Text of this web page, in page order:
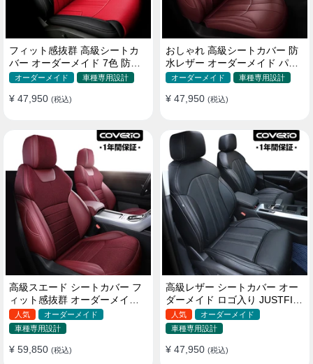
フィット感抜群 高級シートカ
バー オーダーメイド 7色 防水
レザー おしゃれ 全席セット
オーダーメイド 車種専用設計
¥ 47,950 (税込)
おしゃれ 高級シートカバー 防
水レザー オーダーメイド パン
チング加工 9色 全席セット
オーダーメイド 車種専用設計
¥ 47,950 (税込)
高級スエード シートカバー フ
ィット感抜群 オーダーメイド
耐久性 オシャレ 全席セット
人気
オーダーメイド
車種専用設計
¥ 59,850 (税込)
高級レザー シートカバー オー
ダーメイド ロゴ入り JUSTFIT
保証 耐摩耗性 全席セット
人気
オーダーメイド
車種専用設計
¥ 47,950 (税込)